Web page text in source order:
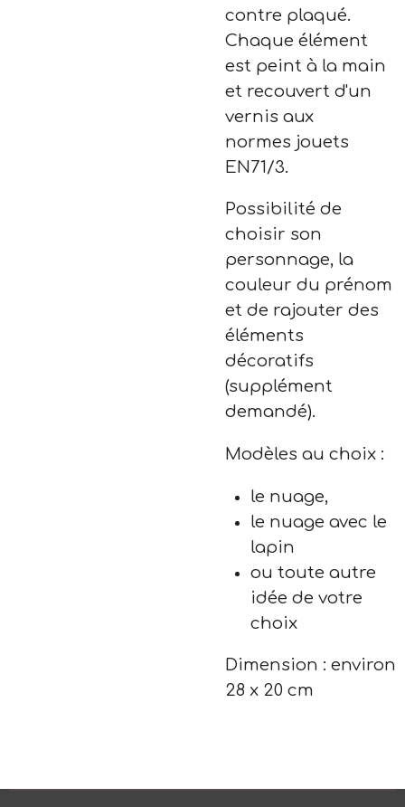
contre plaqué.
Chaque élément
est peint à la main
et recouvert d'un
vernis aux
normes jouets
EN71/3.
Possibilité de
choisir son
personnage, la
couleur du prénom
et de rajouter des
éléments
décoratifs
(supplément
demandé).
Modèles au choix :
le nuage,
le nuage avec le
lapin
ou toute autre
idée de votre
choix
Dimension : environ
28 x 20 cm